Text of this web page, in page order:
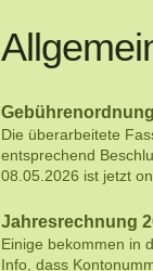
Gebührenordnung
Die überarbeitete
entsprechend
08.05.2026 ist jetzt
Jahresrechnung
Einige bekommen in
Info, dass